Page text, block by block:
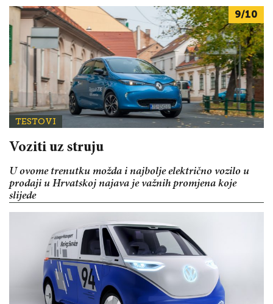
TESTOVI
9/10
Voziti uz struju
U ovome trenutku možda i najbolje električno vozilo u
prodaji u Hrvatskoj najava je važnih promjena koje
slijede